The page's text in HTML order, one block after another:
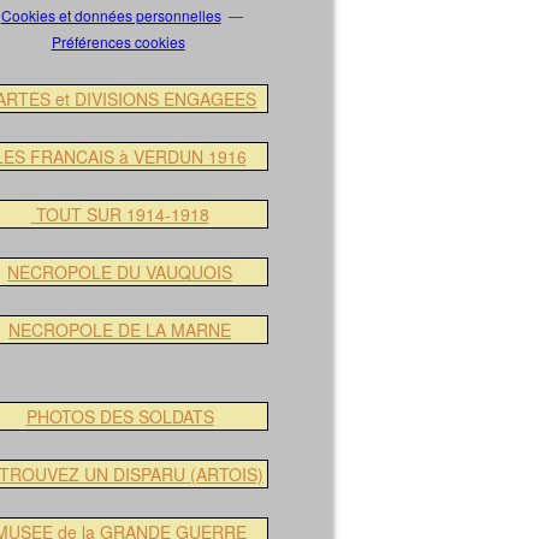
Cookies et données personnelles
Préférences cookies
et DIVISIONS ENGAGEES
FRANCAIS à VERDUN 1916
TOUT SUR 1914-1918
NECROPOLE DU VAUQUOIS
NECROPOLE DE LA MARNE
PHOTOS DES SOLDATS
UN DISPARU (ARTOIS)
de la GRANDE GUERRE